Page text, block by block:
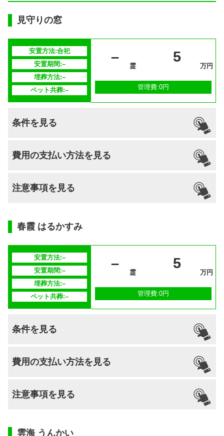
見守りの窓
安置方法:合祀
安置期間:–
埋葬方法:–
ペット共葬:–
–
霊
5
万円
管理費:0円
条件を見る
国籍 宗派
納骨
生前申込
可能
費用の支払い方法を見る
注意事項を見る
安置期間経
過後
供養方法 年3回の合同供養
継承者の有
–
春霞 はるかすみ
安置方法:–
安置期間:–
埋葬方法:–
ペット共葬:–
–
霊
5
万円
管理費:0円
条件を見る
国籍 宗派
納骨
生前申込
可能
費用の支払い方法を見る
注意事項を見る
雲海 うんかい